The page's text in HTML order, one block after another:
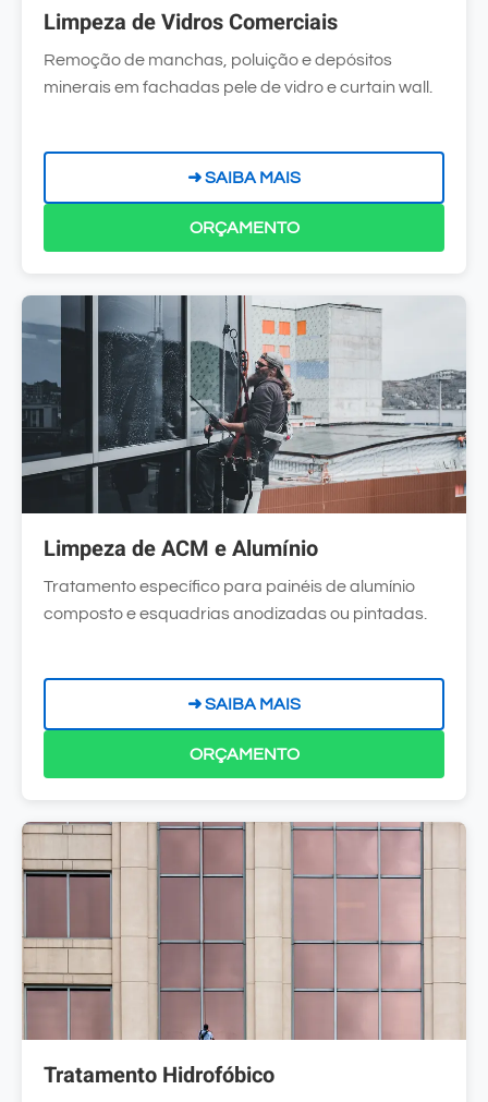
Limpeza de Vidros Comerciais
Remoção de manchas, poluição e depósitos
minerais em fachadas pele de vidro e curtain wall.
➜ SAIBA MAIS
ORÇAMENTO
Limpeza de ACM e Alumínio
Tratamento específico para painéis de alumínio
composto e esquadrias anodizadas ou pintadas.
➜ SAIBA MAIS
ORÇAMENTO
Tratamento Hidrofóbico